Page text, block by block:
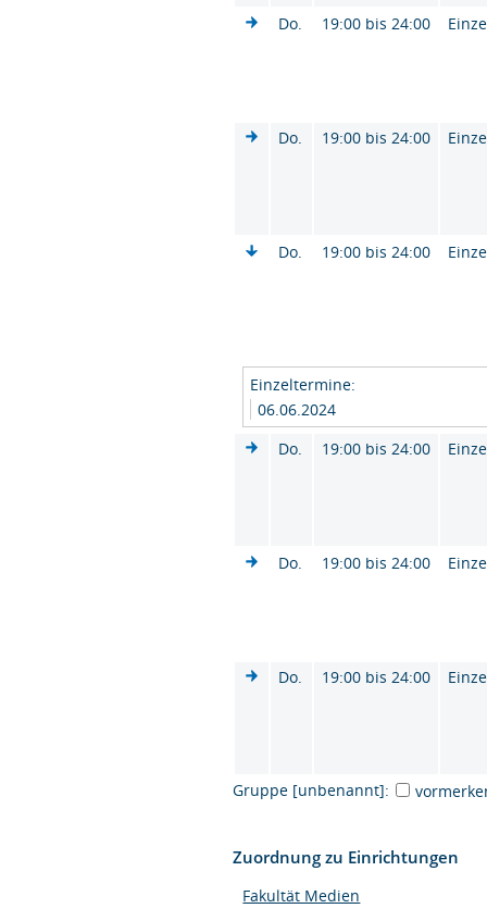
Do. 19:00 bis 24:00
Do. 19:00 bis 24:00
Do. 19:00 bis 24:00
Einzeltermine:
06.06.2024
Do.
19:00 bis 24:00
Do. 19:00 bis 24:00
Do. 19:00 bis 24:00
Gruppe [unbenannt]:
Zuordnung zu Einrichtungen
Fakultät Medien